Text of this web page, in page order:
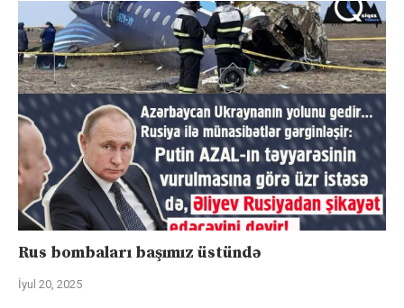
Rus bombaları başımız üstündə
İyul 20, 2025